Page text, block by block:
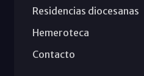
Residencias diocesanas
Hemeroteca
Contacto